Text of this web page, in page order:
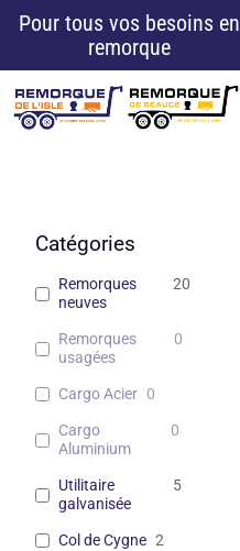
Pour tous vos besoins en
remorque
Catégories
Remorques
neuves
20
Remorques
usagées
0
Cargo Acier 0
Cargo
Aluminium
0
Utilitaire
galvanisée
5
Col de Cygne 2